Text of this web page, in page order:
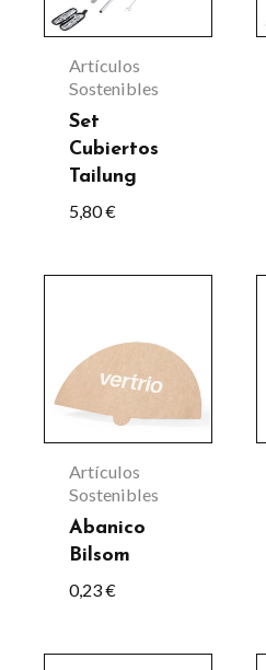
Artículos
Sostenibles
Set
Cubiertos
Tailung
5,80€
Artículos
Sostenibles
Abanico
Bilsom
0,23€